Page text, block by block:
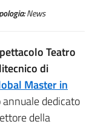
News
Teatro
di
Master in
annuale dedicato
della